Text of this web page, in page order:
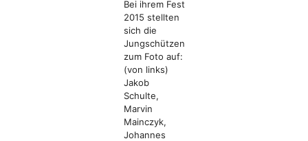
Bei ihrem Fest
2015 stellten
sich die
Jungschützen
zum Foto auf:
(von links)
Jakob
Schulte,
Marvin
Mainczyk,
Johannes